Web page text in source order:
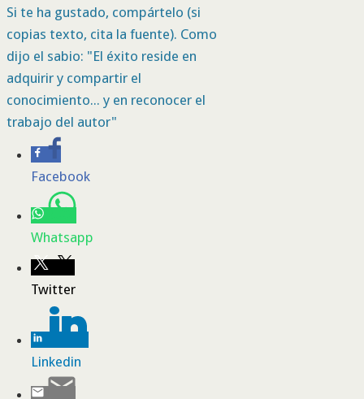
Si te ha gustado, compártelo (si
copias texto, cita la fuente). Como
dijo el sabio: "El éxito reside en
adquirir y compartir el
conocimiento... y en reconocer el
trabajo del autor"
Facebook
Whatsapp
Twitter
Linkedin